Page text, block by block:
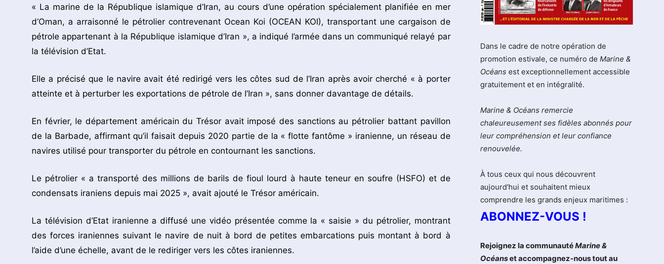
« La marine de la République islamique d’Iran, au cours d’une opération spécialement planifiée en mer
d’Oman, a arraisonné le pétrolier contrevenant Ocean Koi (OCEAN KOI), transportant une cargaison de
pétrole appartenant à la République islamique d’Iran », a indiqué l’armée dans un communiqué relayé par
la télévision d’Etat.
Elle a précisé que le navire avait été redirigé vers les côtes sud de l’Iran après avoir cherché « à porter
atteinte et à perturber les exportations de pétrole de l’Iran », sans donner davantage de détails.
En février, le département américain du Trésor avait imposé des sanctions au pétrolier battant pavillon
de la Barbade, affirmant qu’il faisait depuis 2020 partie de la « flotte fantôme » iranienne, un réseau de
navires utilisé pour transporter du pétrole en contournant les sanctions.
Le pétrolier « a transporté des millions de barils de fioul lourd à haute teneur en soufre (HSFO) et de
condensats iraniens depuis mai 2025 », avait ajouté le Trésor américain.
La télévision d’Etat iranienne a diffusé une vidéo présentée comme la « saisie » du pétrolier, montrant
des forces iraniennes suivant le navire de nuit à bord de petites embarcations puis montant à bord à
l’aide d’une échelle, avant de le rediriger vers les côtes iraniennes.
Dans le cadre de notre opération de
promotion estivale, ce numéro de Marine &
Océans est exceptionnellement accessible
gratuitement et en intégralité.
Marine & Océans remercie
chaleureusement ses fidèles abonnés pour
leur compréhension et leur confiance
renouvelée.
À tous ceux qui nous découvrent
aujourd'hui et souhaitent mieux
comprendre les grands enjeux maritimes :
ABONNEZ-VOUS !
Rejoignez la communautéMarine &
Océanset accompagnez-nous tout au